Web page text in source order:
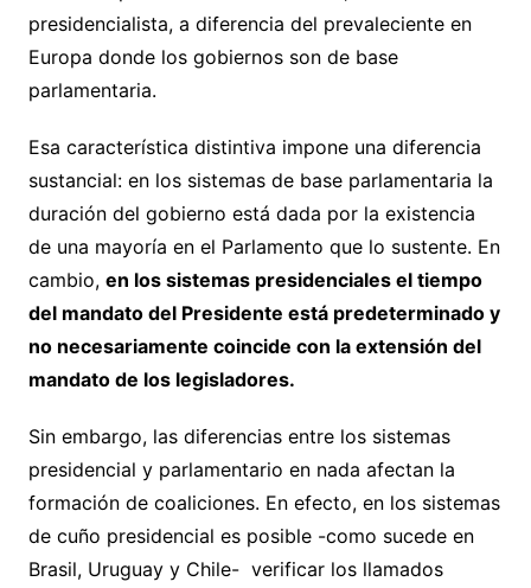
presidencialista, a diferencia del prevaleciente en
Europa donde los gobiernos son de base
parlamentaria.
Esa característica distintiva impone una diferencia
sustancial: en los sistemas de base parlamentaria la
duración del gobierno está dada por la existencia
de una mayoría en el Parlamento que lo sustente. En
cambio, en los sistemas presidenciales el tiempo
del mandato del Presidente está predeterminado y
no necesariamente coincide con la extensión del
mandato de los legisladores.
Sin embargo, las diferencias entre los sistemas
presidencial y parlamentario en nada afectan la
formación de coaliciones. En efecto, en los sistemas
de cuño presidencial es posible -como sucede en
Brasil, Uruguay y Chile- verificar los llamados